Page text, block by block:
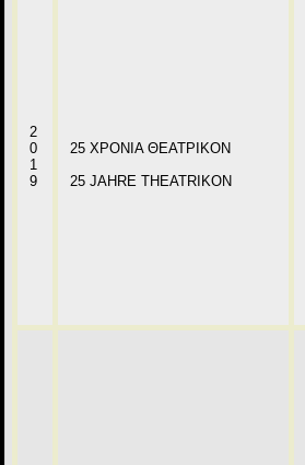
2
0
1
9
25 ΧΡΟΝΙΑ ΘΕΑΤΡΙΚΟΝ
25 JAHRE THEATRIKON